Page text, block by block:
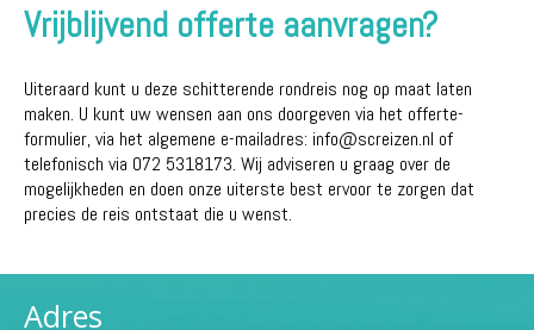
Vrijblijvend offerte aanvragen?
Uiteraard kunt u deze schitterende rondreis nog op maat laten
maken. U kunt uw wensen aan ons doorgeven via het offerte-
formulier, via het algemene e-mailadres: info@screizen.nl of
telefonisch via 072 5318173. Wij adviseren u graag over de
mogelijkheden en doen onze uiterste best ervoor te zorgen dat
precies de reis ontstaat die u wenst.
Adres